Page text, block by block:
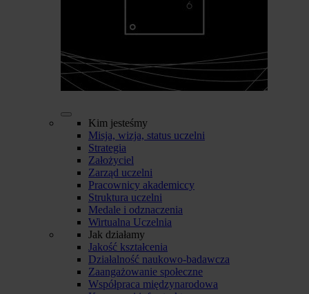
Kim jesteśmy
Misja, wizja, status uczelni
Strategia
Założyciel
Zarząd uczelni
Pracownicy akademiccy
Struktura uczelni
Medale i odznaczenia
Wirtualna Uczelnia
Jak działamy
Jakość kształcenia
Działalność naukowo-badawcza
Zaangażowanie społeczne
Współpraca międzynarodowa